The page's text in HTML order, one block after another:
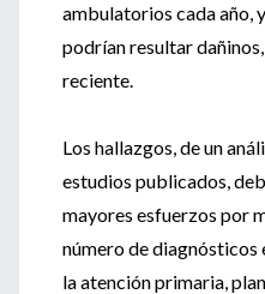
ambulatorios cada año,
podrían resultar
reciente.
Los hallazgos, de un
estudios publicados,
mayores esfuerzos por
número de diagnósticos
la atención primaria,